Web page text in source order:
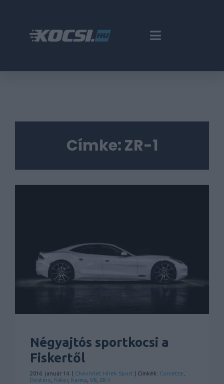
Címke:ZR-1
Négyajtós sportkocsi a
Fiskertől
2016. január 14. | Chevrolet Hírek Sport | Címkék: Corvette
Destino
fisker, Karma V8 ZR-1